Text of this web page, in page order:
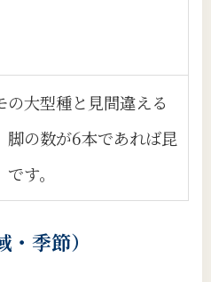
の大型種と見間違える
脚の数が6本であれば昆
す。
季節）